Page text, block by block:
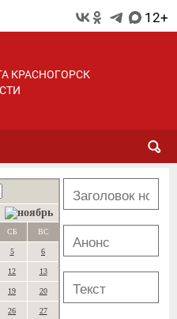
12+
КРАСНОГОРСК
СБ ВС
5 6
12 13
19 20
26 27